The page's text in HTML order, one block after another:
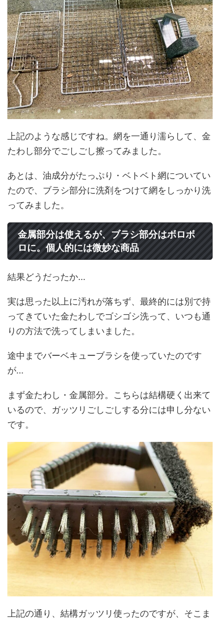
上記のような感じですね。網を一通り濡らして、金
たわし部分でごしごし擦ってみました。
あとは、油成分がたっぷり・ベトベト網についてい
たので、ブラシ部分に洗剤をつけて網をしっかり洗
ってみました。
金属部分は使えるが、ブラシ部分はボロボ
ロに。個人的には微妙な商品
結果どうだったか...
実は思った以上に汚れが落ちず、最終的には別で持
ってきていた金たわしでゴシゴシ洗って、いつも通
りの方法で洗ってしまいました。
途中までバーベキューブラシを使っていたのです
が...
まず金たわし・金属部分。こちらは結構硬く出来て
いるので、ガッツリごしごしする分には申し分ない
です。
上記の通り、結構ガッツリ使ったのですが、そこま